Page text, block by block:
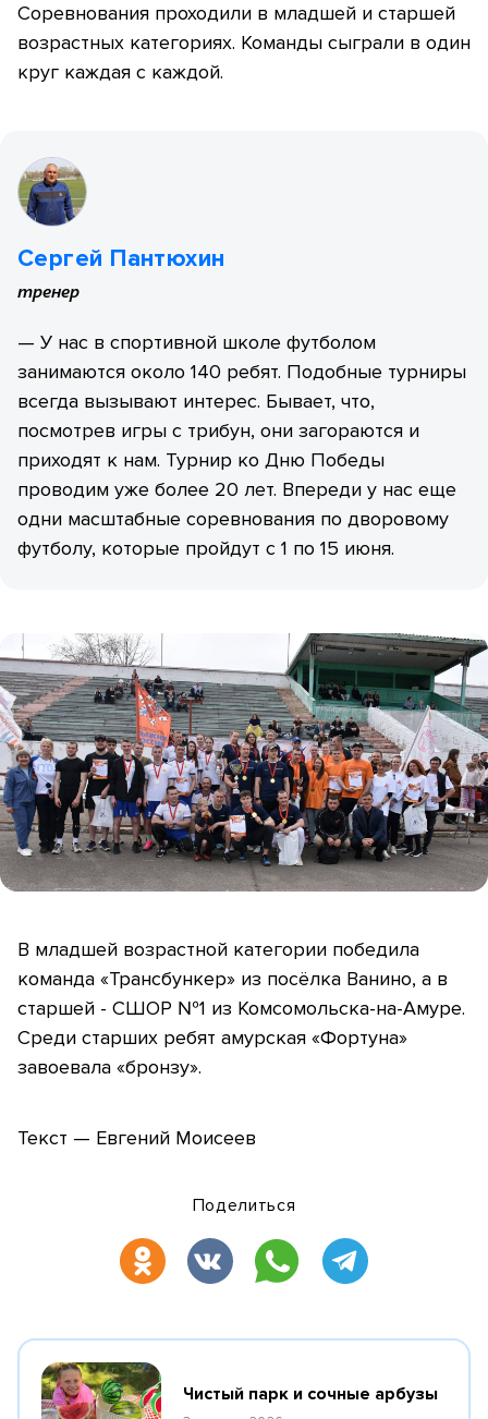
Соревнования проходили в младшей и старшей
возрастных категориях. Команды сыграли в один
круг каждая с каждой.
Сергей Пантюхин
тренер
— У нас в спортивной школе футболом
занимаются около 140 ребят. Подобные турниры
всегда вызывают интерес. Бывает, что,
посмотрев игры с трибун, они загораются и
приходят к нам. Турнир ко Дню Победы
проводим уже более 20 лет. Впереди у нас еще
одни масштабные соревнования по дворовому
футболу, которые пройдут с 1 по 15 июня.
В младшей возрастной категории победила
команда «Трансбункер» из посёлка Ванино, а в
старшей - СШОР №1 из Комсомольска-на-Амуре.
Среди старших ребят амурская «Фортуна»
завоевала «бронзу».
Текст — Евгений Моисеев
Поделиться
Чистый парк и сочные арбузы